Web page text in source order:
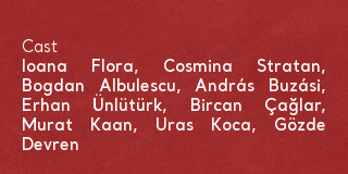
Cast
Ioana Flora, Cosmina Stratan,
Bogdan Albulescu, András Buzási,
Erhan Ünlütürk, Bircan Çağlar,
Murat Kaan, Uras Koca, Gözde
Devren